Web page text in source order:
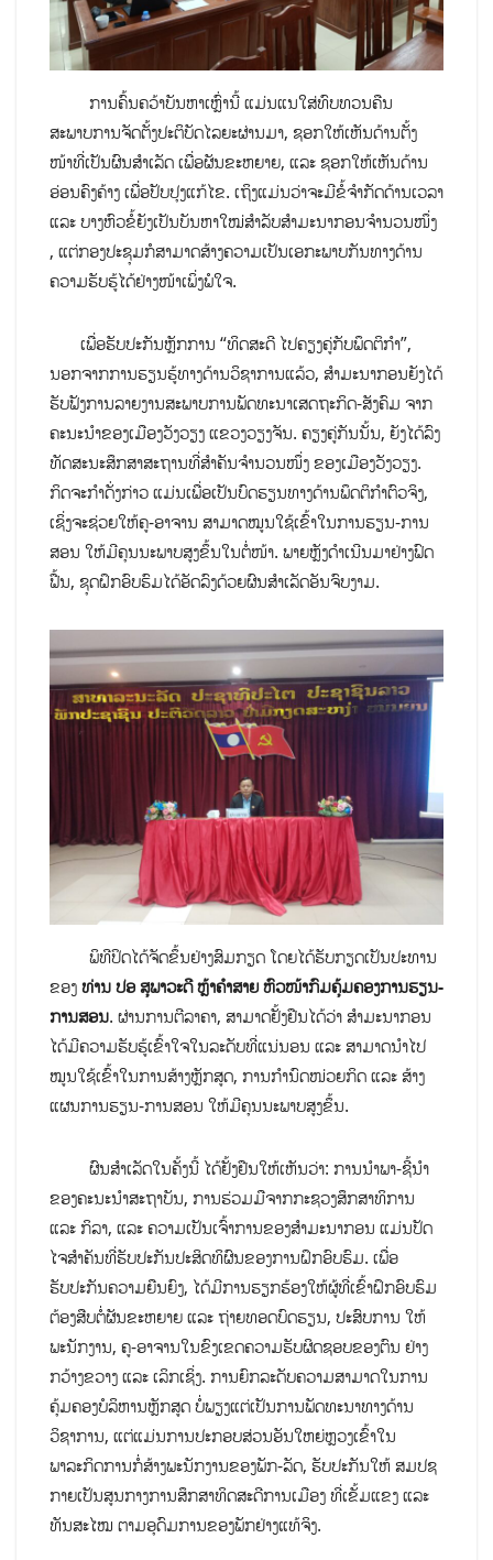
ການຄົ້ນຄວ້າບັນຫາເຫຼົ່ານີ້ ແມ່ນແນໃສ່ທົບທວນຄືນ
ສະພາບການຈັດຕັ້ງປະຕິບັດໄລຍະຜ່ານມາ, ຊອກໃຫ້ເຫັນດ້ານຕັ້ງ
ໜ້າທີ່ເປັນຜົນສຳເລັດ ເພື່ອຜັນຂະຫຍາຍ, ແລະ ຊອກໃຫ້ເຫັນດ້ານ
ອ່ອນຄົງຄ້າງ ເພື່ອປັບປຸງແກ້ໄຂ. ເຖິງແມ່ນວ່າຈະມີຂໍ້ຈຳກັດດ້ານເວລາ
ແລະ ບາງຫົວຂໍ້ຍັງເປັນບັນຫາໃໝ່ສຳລັບສຳມະນາກອນຈຳນວນໜຶ່ງ
, ແຕ່ກອງປະຊຸມກໍສາມາດສ້າງຄວາມເປັນເອກະພາບກັນທາງດ້ານ
ຄວາມຮັບຮູ້ໄດ້ຢ່າງໜ້າເພິ່ງພໍໃຈ.
ເພື່ອຮັບປະກັນຫຼັກການ “ທິດສະດີ ໄປຄຽງຄູ່ກັບພຶດຕິກຳ”,
ນອກຈາກການຮຽນຮູ້ທາງດ້ານວິຊາການແລ້ວ, ສຳມະນາກອນຍັງໄດ້
ຮັບຟັງການລາຍງານສະພາບການພັດທະນາເສດຖະກິດ-ສັງຄົມ ຈາກ
ຄະນະນຳຂອງເມືອງວັງວຽງ ແຂວງວຽງຈັນ. ຄຽງຄູ່ກັນນັ້ນ, ຍັງໄດ້ລົງ
ທັດສະນະສຶກສາສະຖານທີ່ສຳຄັນຈຳນວນໜຶ່ງ ຂອງເມືອງວັງວຽງ.
ກິດຈະກຳດັ່ງກ່າວ ແມ່ນເພື່ອເປັນບົດຮຽນທາງດ້ານພຶດຕິກຳຕົວຈິງ,
ເຊິ່ງຈະຊ່ວຍໃຫ້ຄູ-ອາຈານ ສາມາດໝູນໃຊ້ເຂົ້າໃນການຮຽນ-ການ
ສອນ ໃຫ້ມີຄຸນນະພາບສູງຂຶ້ນໃນຕໍ່ໜ້າ. ພາຍຫຼັງດຳເນີນມາຢ່າງຟົດ
ຟື້ນ, ຊຸດຝຶກອົບຮົມໄດ້ອັດລົງດ້ວຍຜົນສຳເລັດອັນຈົບງາມ.
ພິທີປິດໄດ້ຈັດຂຶ້ນຢ່າງສົມກຽດ ໂດຍໄດ້ຮັບກຽດເປັນປະທານ
ຂອງທ່ານ ປອ ສຸພາວະດີ ຫຼ້າຄຳສາຍຫົວໜ້າກົມຄຸ້ມຄອງການຮຽນ-
ການສອນ. ຜ່ານການຕີລາຄາ, ສາມາດຢັ້ງຢືນໄດ້ວ່າ ສຳມະນາກອນ
ໄດ້ມີຄວາມຮັບຮູ້ເຂົ້າໃຈໃນລະດັບທີ່ແນ່ນອນ ແລະ ສາມາດນຳໄປ
ໝູນໃຊ້ເຂົ້າໃນການສ້າງຫຼັກສູດ, ການກຳນົດໜ່ວຍກິດ ແລະ ສ້າງ
ແຜນການຮຽນ-ການສອນ ໃຫ້ມີຄຸນນະພາບສູງຂຶ້ນ.
ຜົນສຳເລັດໃນຄັ້ງນີ້ ໄດ້ຢັ້ງຢືນໃຫ້ເຫັນວ່າ: ການນຳພາ-ຊີ້ນຳ
ຂອງຄະນະນຳສະຖາບັນ, ການຮ່ວມມືຈາກກະຊວງສຶກສາທິການ
ແລະ ກິລາ, ແລະ ຄວາມເປັນເຈົ້າການຂອງສຳມະນາກອນ ແມ່ນປັດ
ໄຈສຳຄັນທີ່ຮັບປະກັນປະສິດທິຜົນຂອງການຝຶກອົບຮົມ. ເພື່ອ
ຮັບປະກັນຄວາມຍືນຍົງ, ໄດ້ມີການຮຽກຮ້ອງໃຫ້ຜູ້ທີ່ເຂົ້າຝຶກອົບຮົມ
ຕ້ອງສືບຕໍ່ຜັນຂະຫຍາຍ ແລະ ຖ່າຍທອດບົດຮຽນ, ປະສົບການ ໃຫ້
ພະນັກງານ, ຄູ-ອາຈານໃນຂົງເຂດຄວາມຮັບຜິດຊອບຂອງຕົນ ຢ່າງ
ກວ້າງຂວາງ ແລະ ເລິກເຊິ່ງ. ການຍົກລະດັບຄວາມສາມາດໃນການ
ຄຸ້ມຄອງບໍລິຫານຫຼັກສູດ ບໍ່ພຽງແຕ່ເປັນການພັດທະນາທາງດ້ານ
ວິຊາການ, ແຕ່ແມ່ນການປະກອບສ່ວນອັນໃຫຍ່ຫຼວງເຂົ້າໃນ
ພາລະກິດການກໍ່ສ້າງພະນັກງານຂອງພັກ-ລັດ, ຮັບປະກັນໃຫ້ ສມປຊ
ກາຍເປັນສູນກາງການສຶກສາທິດສະດີການເມືອງ ທີ່ເຂັ້ມແຂງ ແລະ
ທັນສະໄໝ ຕາມອຸດົມການຂອງພັກຢ່າງແທ້ຈິງ.